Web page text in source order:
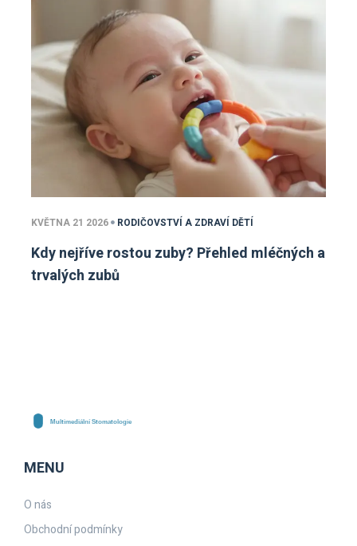
KVĚTNA 21 2026 RODIČOVSTVÍ A ZDRAVÍ DĚTÍ
Kdy nejříve rostou zuby? Přehled mléčných a
trvalých zubů
MENU
O nás
Obchodní podmínky